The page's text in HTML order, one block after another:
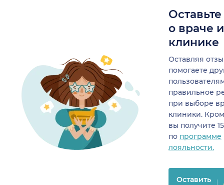
о враче
клинике
Оставляя
помогаете
правильное
при выборе
клиники.
вы получите
по программе
лояльности.
Оставить